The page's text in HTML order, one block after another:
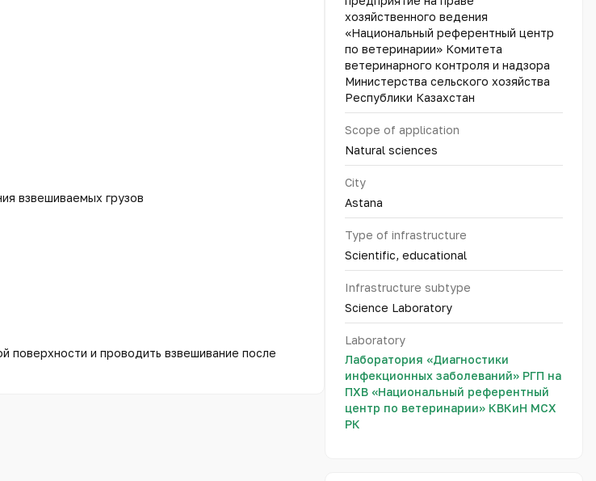
взвешиваемых грузов
поверхности и проводить взвешивание после
хозяйственного ведения
«Национальный референтный центр
по ветеринарии» Комитета
ветеринарного контроля и надзора
Министерства сельского хозяйства
Республики Казахстан
Scope of application
Natural sciences
City
Astana
Type of infrastructure
Scientific, educational
Infrastructure subtype
Science Laboratory
Laboratory
Лаборатория «Диагностики
инфекционных заболеваний» РГП на
ПХВ «Национальный референтный
центр по ветеринарии» КВКиН МСХ
РК